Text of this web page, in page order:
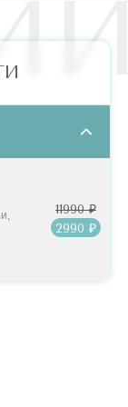
11990 ₽
2990 ₽